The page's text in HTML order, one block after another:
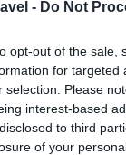
- Do Not
opt-out of the sale,
for targeted
selection. Please
interest-based
to third
of your